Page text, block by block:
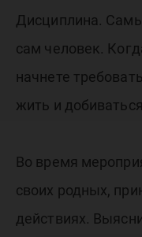
Дисциплина.
сам человек.
начнете
жить и
Во время
своих родных,
действиях.